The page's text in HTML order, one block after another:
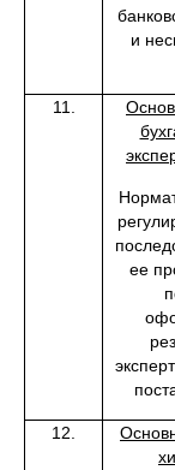
и
11.
ее
12.